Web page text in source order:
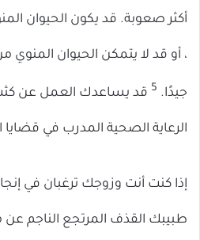
أكثر صعوبة. قد يكون الحيوان
، أو قد لا يتمكن الحيوان
جيدًا. 5 قد يساعدك العمل عن
الرعاية الصحية المدرب في
إذا كنت أنت وزوجك ترغبان في
طبيبك القذف المرتجع الناجم